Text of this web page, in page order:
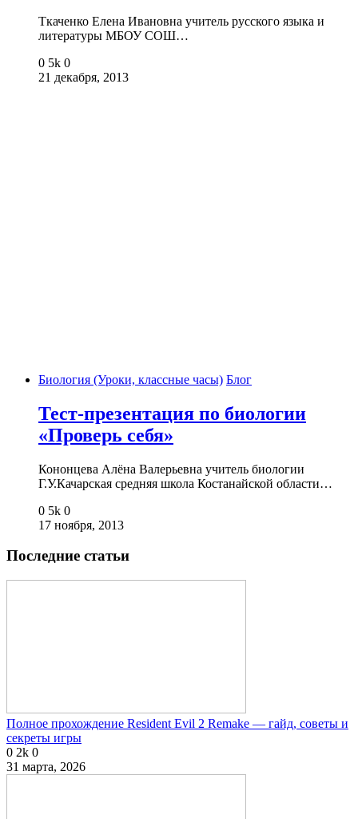
Ткаченко Елена Ивановна учитель русского языка и
литературы МБОУ СОШ…
0 5k 0
21 декабря, 2013
Биология (Уроки, классные часы) Блог
Тест-презентация по биологии
«Проверь себя»
Кононцева Алёна Валерьевна учитель биологии
Г.У.Качарская средняя школа Костанайской области…
0 5k 0
17 ноября, 2013
Последние статьи
Полное прохождение Resident Evil 2 Remake — гайд, советы и
секреты игры
0 2k 0
31 марта, 2026